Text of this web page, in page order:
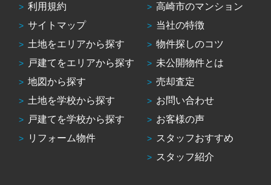
利用規約
サイトマップ
土地をエリアから探す
戸建てをエリアから探す
地図から探す
土地を学校から探す
戸建てを学校から探す
リフォーム物件
高崎市のマンション
当社の特徴
物件探しのコツ
未公開物件とは
売却査定
お問い合わせ
お客様の声
スタッフおすすめ
スタッフ紹介